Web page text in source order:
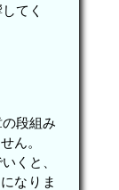
てく
段組み
ん。
くと、
なりま